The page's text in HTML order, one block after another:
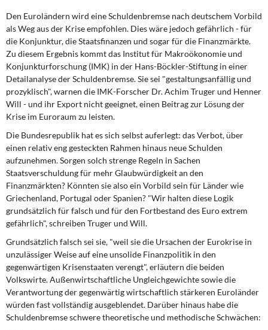
Steuer- und Finanzpolitik
Öffentliche Infrastruktur und Daseinsvorsorge
Eurokrise und Griechenland
DIE LINKE
Weitere Themen
Memo-Gruppe
Institut Solidarische Moderne
Rosa-Luxemburg-Stiftung
Über mich
Kontakt
Den Euroländern wird eine Schuldenbremse nach deutschem Vorbild
als Weg aus der Krise empfohlen. Dies wäre jedoch gefährlich - für
die Konjunktur, die Staatsfinanzen und sogar für die Finanzmärkte.
Zu diesem Ergebnis kommt das Institut für Makroökonomie und
Konjunkturforschung (IMK) in der Hans-Böckler-Stiftung in einer
Detailanalyse der Schuldenbremse. Sie sei "gestaltungsanfällig und
prozyklisch", warnen die IMK-Forscher Dr. Achim Truger und Henner
Will - und ihr Export nicht geeignet, einen Beitrag zur Lösung der
Krise im Euroraum zu leisten.
Die Bundesrepublik hat es sich selbst auferlegt: das Verbot, über
einen relativ eng gesteckten Rahmen hinaus neue Schulden
aufzunehmen. Sorgen solch strenge Regeln in Sachen
Staatsverschuldung für mehr Glaubwürdigkeit an den
Finanzmärkten? Könnten sie also ein Vorbild sein für Länder wie
Griechenland, Portugal oder Spanien? "Wir halten diese Logik
grundsätzlich für falsch und für den Fortbestand des Euro extrem
gefährlich", schreiben Truger und Will.
Grundsätzlich falsch sei sie, "weil sie die Ursachen der Eurokrise in
unzulässiger Weise auf eine unsolide Finanzpolitik in den
gegenwärtigen Krisenstaaten verengt", erläutern die beiden
Volkswirte. Außenwirtschaftliche Ungleichgewichte sowie die
Verantwortung der gegenwärtig wirtschaftlich stärkeren Euroländer
würden fast vollständig ausgeblendet. Darüber hinaus habe die
Schuldenbremse schwere theoretische und methodische Schwächen: